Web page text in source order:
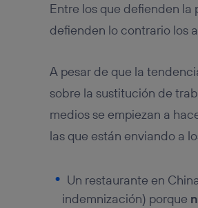
Entre los que defienden
defienden lo contrario los
A pesar de que la
sobre la sustitución de
medios se empiezan a
las que están enviando a
Un restaurante en
indemnización) porque